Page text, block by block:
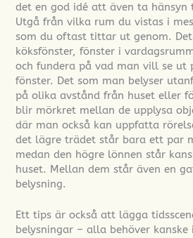
det en god idé att även ta hänsyn
Utgå från vilka rum du vistas i
som du oftast tittar ut genom.
köksfönster, fönster i
och fundera på vad man vill se ut
fönster. Det som man belyser
på olika avstånd från huset eller
blir mörkret mellan de upplysa
där man också kan uppfatta
det lägre trädet står bara ett par
medan den högre lönnen står
huset. Mellan dem står även en
belysning.
Ett tips är också att lägga
belysningar – alla behöver